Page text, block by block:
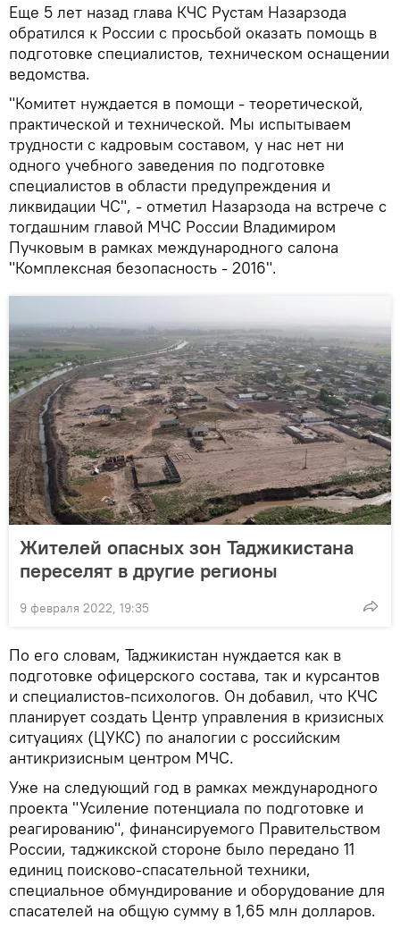
Еще 5 лет назад глава КЧС Рустам Назарзода
обратился к России с просьбой оказать помощь в
подготовке специалистов, техническом оснащении
ведомства.
"Комитет нуждается в помощи - теоретической,
практической и технической. Мы испытываем
трудности с кадровым составом, у нас нет ни
одного учебного заведения по подготовке
специалистов в области предупреждения и
ликвидации ЧС", - отметил Назарзода на встрече с
тогдашним главой МЧС России Владимиром
Пучковым в рамках международного салона
"Комплексная безопасность - 2016".
Жителей опасных зон Таджикистана
переселят в другие регионы
9 февраля 2022, 19:35
По его словам, Таджикистан нуждается как в
подготовке офицерского состава, так и курсантов
и специалистов-психологов. Он добавил, что КЧС
планирует создать Центр управления в кризисных
ситуациях (ЦУКС) по аналогии с российским
антикризисным центром МЧС.
Уже на следующий год в рамках международного
проекта "Усиление потенциала по подготовке и
реагированию", финансируемого Правительством
России, таджикской стороне было передано 11
единиц поисково-спасательной техники,
специальное обмундирование и оборудование для
спасателей на общую сумму в 1,65 млн долларов.